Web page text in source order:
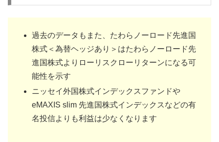
過去のデータもまた、たわらノーロード先進国
株式＜為替ヘッジあり＞はたわらノーロード先
進国株式よりローリスクローリターンになる可
能性を示す
ニッセイ外国株式インデックスファンドや
eMAXIS slim 先進国株式インデックスなどの有
名投信よりも利益は少なくなります